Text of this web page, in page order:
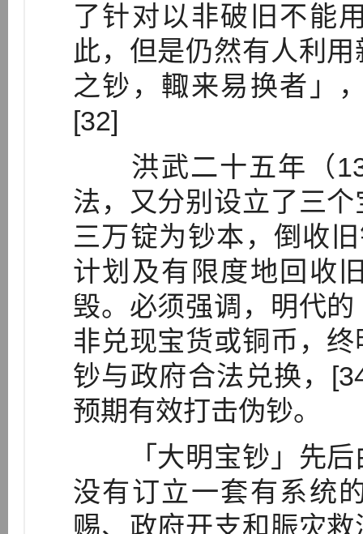
了针对以非破旧不能
此，但是仍然有人利
之钞，輙来易换者」
[32]
洪武二十五年（
法，又分别设立了三
三万锭为钞本，倒收
计划及有限度地回收
毁。必须强调，明代
非兑现宝货或铜币，
钞与政府合法兑换，
预期有效打击伪钞。
「大明宝钞」先后
没有订立一套有系统
赐、政府开支和脤灾